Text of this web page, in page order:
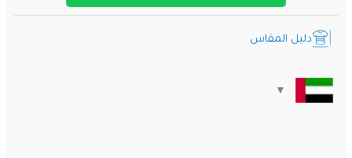
مدريد
2025
دليل المقاس